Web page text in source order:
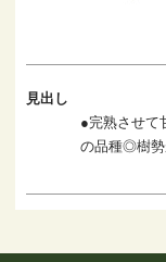
見出し
●完熟させて
の品種◎樹勢